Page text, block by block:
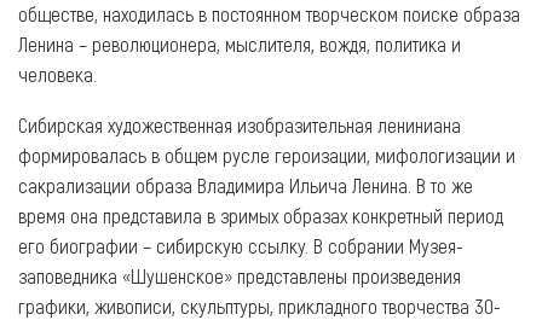
обществе, находилась в постоянном творческом поиске образа
Ленина – революционера, мыслителя, вождя, политика и
человека.
Сибирская художественная изобразительная лениниана
формировалась в общем русле героизации, мифологизации и
сакрализации образа Владимира Ильича Ленина. В то же
время она представила в зримых образах конкретный период
его биографии – сибирскую ссылку. В собрании Музея-
заповедника «Шушенское» представлены произведения
графики, живописи, скульптуры, прикладного творчества 30-